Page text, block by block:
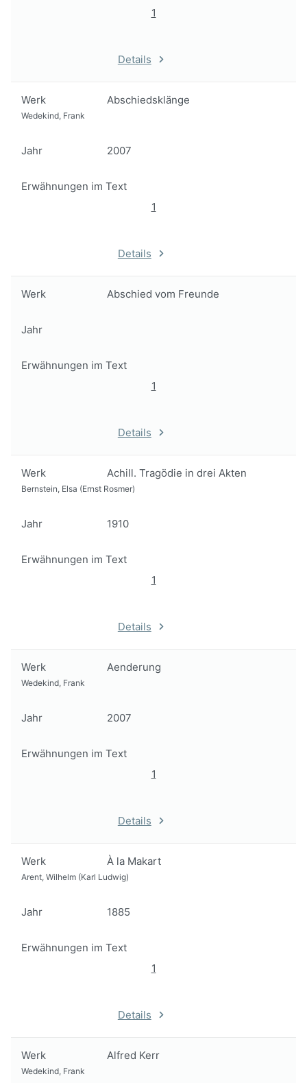
1
Details
Werk Abschiedsklänge
Wedekind, Frank
Jahr 2007
Erwähnungen im Text
1
Details
Werk Abschied vom Freunde
Jahr
Erwähnungen im Text
1
Details
Werk Achill. Tragödie in drei Akten
Bernstein, Elsa (Ernst Rosmer)
Jahr 1910
Erwähnungen im Text
1
Details
Werk Aenderung
Wedekind, Frank
Jahr 2007
Erwähnungen im Text
1
Details
Werk À la Makart
Arent, Wilhelm (Karl Ludwig)
Jahr 1885
Erwähnungen im Text
1
Details
Werk Alfred Kerr
Wedekind, Frank